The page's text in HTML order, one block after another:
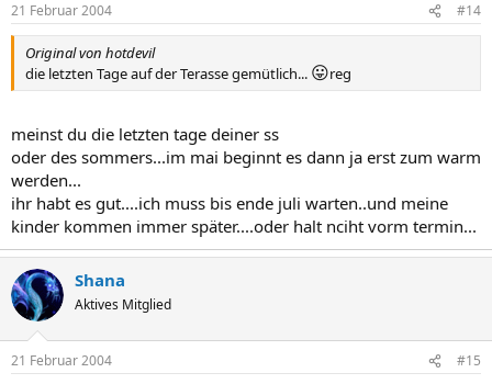
21 Februar 2004 #14
Original von hotdevil
die letzten Tage auf der Terasse gemütlich... 😛reg
meinst du die letzten tage deiner ss
oder des sommers...im mai beginnt es dann ja erst zum warm
werden...
ihr habt es gut....ich muss bis ende juli warten..und meine
kinder kommen immer später....oder halt nciht vorm termin...
Shana
Aktives Mitglied
21 Februar 2004 #15